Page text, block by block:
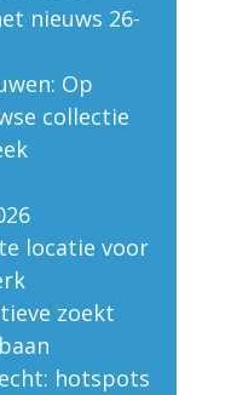
nieuws 26-
Op
collectie
locatie voor
zoekt
hotspots